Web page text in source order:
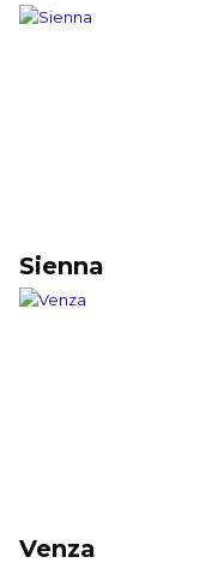
Sienna
Venza